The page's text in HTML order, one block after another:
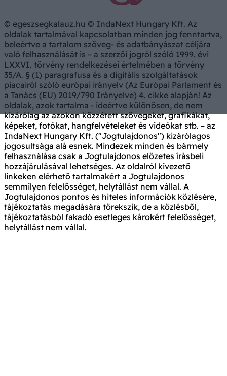
© egeszsegkalauz.hu © IndaNext Hungary Kft. Az
oldalak tartalmával kapcsolatban minden jog fenntartva,
beleértve a tartalom szöveg- és adatbányászat céljára
való felhasználását is – a szerzői jogról szóló 1999. évi
LXXVI. törvény rendelkezései értelmében a törvény
35/A. § (1) paragrafusa és a digitális szolgáltatások
piacairól szóló európai irányelv (Az Európai Parlament és
a Tanács (EU) 2019/790 Irányelve) 4. cikke alapján! Az
oldalak, azok tartalma - ideértve különösen, de nem
kizárólag az azokon közzétett szövegeket, grafikákat,
képeket, fotókat, hangfelvételeket és videókat stb. – az
IndaNext Hungary Kft. ("Jogtulajdonos") kizárólagos
jogosultsága alá esnek. Mindezek minden és bármely
felhasználása csak a Jogtulajdonos előzetes írásbeli
hozzájárulásával lehetséges. Az oldalról kivezető
linkeken elérhető tartalmakért a Jogtulajdonos
semmilyen felelősséget, helytállást nem vállal. A
Jogtulajdonos pontos és hiteles információk közlésére,
tájékoztatás megadására törekszik, de a közlésből,
tájékoztatásból fakadó esetleges károkért felelősséget,
helytállást nem vállal.